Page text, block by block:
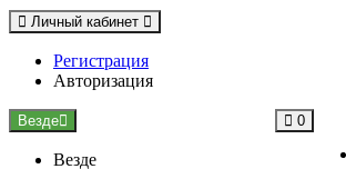
Личный кабинет
Регистрация
Авторизация
0
Везде
Везде